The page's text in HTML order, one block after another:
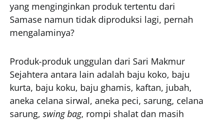
yang menginginkan produk tertentu dari
Samase namun tidak diproduksi lagi, pernah
mengalaminya?
Produk-produk unggulan dari Sari Makmur
Sejahtera antara lain adalah baju koko, baju
kurta, baju koku, baju ghamis, kaftan, jubah,
aneka celana sirwal, aneka peci, sarung, celana
sarung, swing bag, rompi shalat dan masih